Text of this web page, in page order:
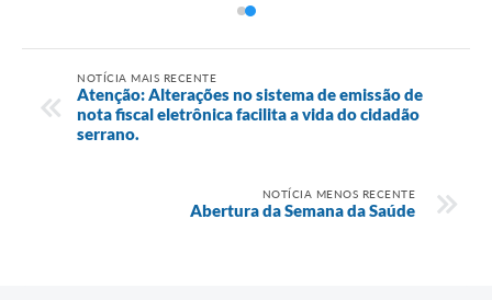
NOTÍCIA MAIS RECENTE
Atenção: Alterações no sistema de emissão de
nota fiscal eletrônica facilita a vida do cidadão
serrano.
NOTÍCIA MENOS RECENTE
Abertura da Semana da Saúde